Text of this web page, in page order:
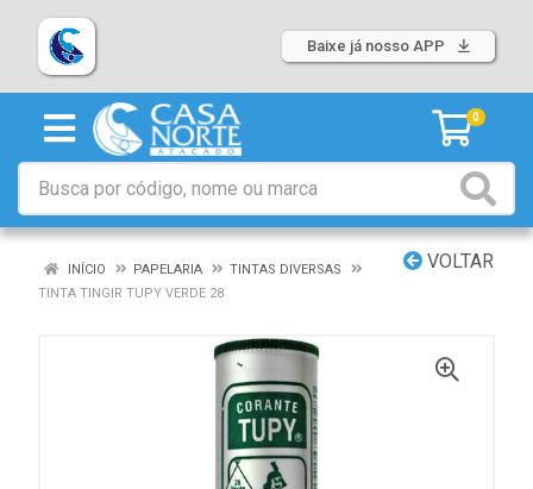
Baixe já nosso APP
0
VOLTAR
INÍCIO PAPELARIA
TINTAS DIVERSAS
TINTA TINGIR TUPY VERDE 28